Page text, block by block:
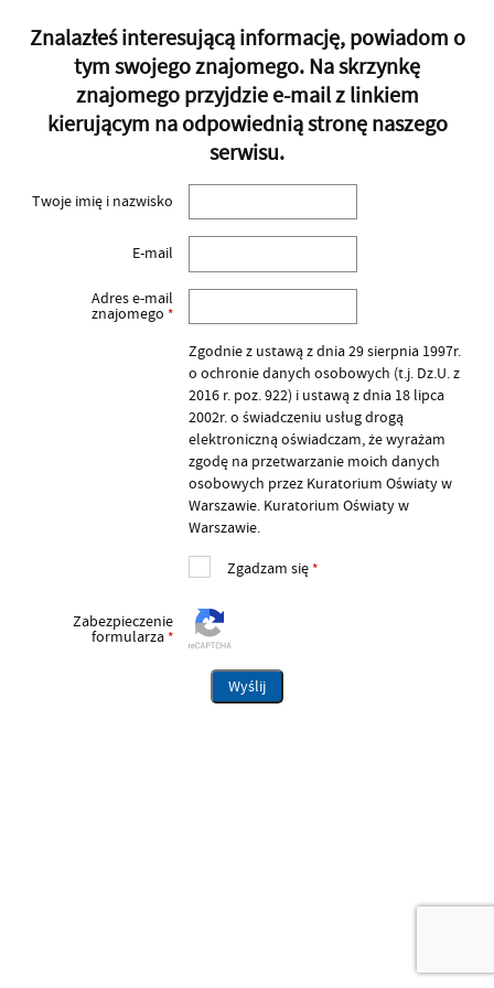
Znalazłeś interesującą informację, powiadom o
tym swojego znajomego. Na skrzynkę
znajomego przyjdzie e-mail z linkiem
kierującym na odpowiednią stronę naszego
serwisu.
Twoje imię i nazwisko
E-mail
Adres e-mail
znajomego *
Zgodnie z ustawą z dnia 29 sierpnia 1997r.
o ochronie danych osobowych (t.j. Dz.U. z
2016 r. poz. 922) i ustawą z dnia 18 lipca
2002r. o świadczeniu usług drogą
elektroniczną oświadczam, że wyrażam
zgodę na przetwarzanie moich danych
osobowych przez Kuratorium Oświaty w
Warszawie. Kuratorium Oświaty w
Warszawie.
Zgadzam się*
Zabezpieczenie
formularza*